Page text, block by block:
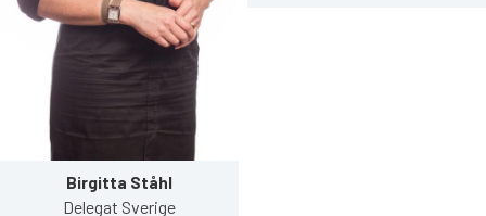
Birgitta Ståhl
Delegat Sverige